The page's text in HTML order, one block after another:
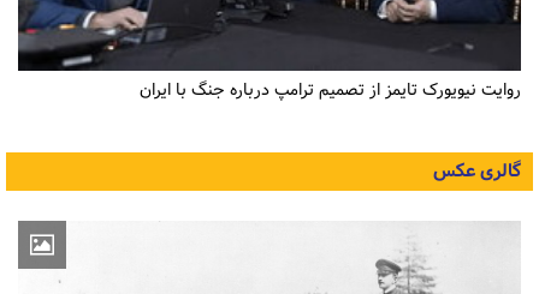
روایت نیویورک تایمز از تصمیم ترامپ درباره جنگ با ایران
گالری عکس